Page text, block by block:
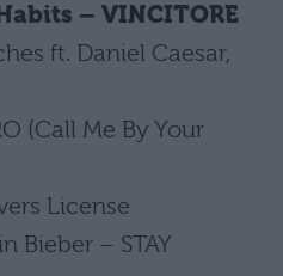
– VINCITORE
ft. Daniel Caesar,
(Call Me By Your
License
Bieber – STAY